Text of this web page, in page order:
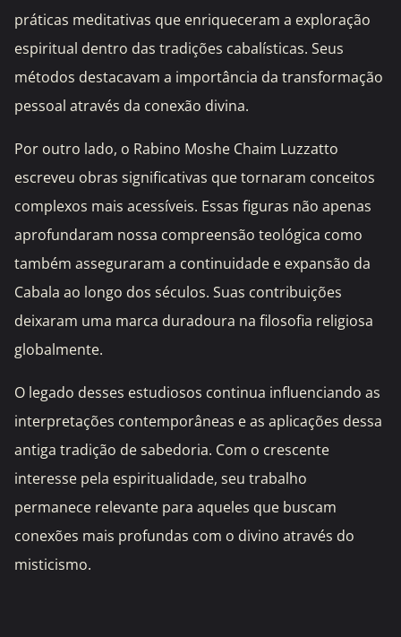
práticas meditativas que enriqueceram a exploração
espiritual dentro das tradições cabalísticas. Seus
métodos destacavam a importância da transformação
pessoal através da conexão divina.
Por outro lado, o Rabino Moshe Chaim Luzzatto
escreveu obras significativas que tornaram conceitos
complexos mais acessíveis. Essas figuras não apenas
aprofundaram nossa compreensão teológica como
também asseguraram a continuidade e expansão da
Cabala ao longo dos séculos. Suas contribuições
deixaram uma marca duradoura na filosofia religiosa
globalmente.
O legado desses estudiosos continua influenciando as
interpretações contemporâneas e as aplicações dessa
antiga tradição de sabedoria. Com o crescente
interesse pela espiritualidade, seu trabalho
permanece relevante para aqueles que buscam
conexões mais profundas com o divino através do
misticismo.